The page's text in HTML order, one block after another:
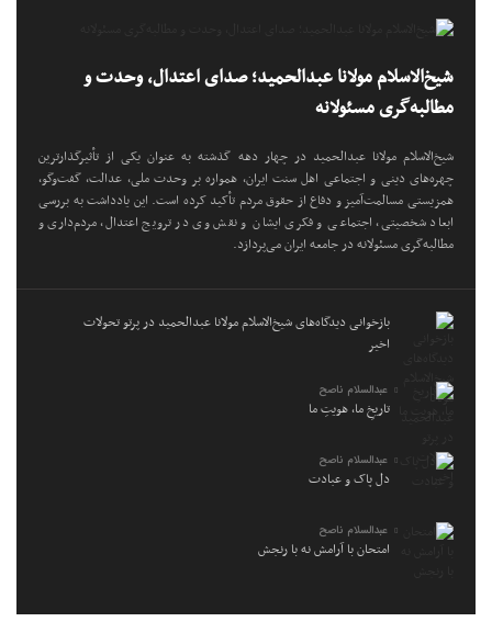
شیخ‌الاسلام مولانا عبدالحمید؛ صدای اعتدال، وحدت و
مطالبه‌گری مسئولانه
شیخ‌الاسلام مولانا عبدالحمید در چهار دهه گذشته به عنوان یکی از تأثیرگذارترین
چهره‌های دینی و اجتماعی اهل سنت ایران، همواره بر وحدت ملی، عدالت، گفت‌وگو،
همزیستی مسالمت‌آمیز و دفاع از حقوق مردم تأکید کرده است. این یادداشت به بررسی
ابعاد شخصیتی، اجتماعی و فکری ایشان و نقش وی در ترویج اعتدال، مردم‌داری و
مطالبه‌گری مسئولانه در جامعه ایران می‌پردازد.
بازخوانی دیدگاه‌های شیخ‌الاسلام مولانا عبدالحمید در پرتو تحولات
اخیر
عبدالسلام ناصح
تاریخِ ما، هویتِ ما
عبدالسلام ناصح
دل پاک و عبادت
عبدالسلام ناصح
امتحان با آرامش نه با رنجش